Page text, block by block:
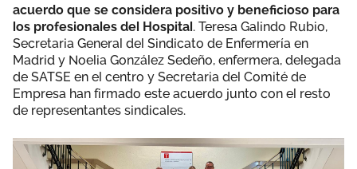
acuerdo que se considera positivo y beneficioso para
los profesionales del Hospital. Teresa Galindo Rubio,
Secretaria General del Sindicato de Enfermería en
Madrid y Noelia González Sedeño, enfermera, delegada
de SATSE en el centro y Secretaria del Comité de
Empresa han firmado este acuerdo junto con el resto
de representantes sindicales.